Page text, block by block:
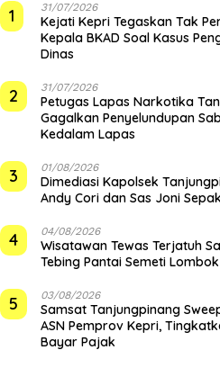
1 31/07/2026
Kejati Kepri Tegaskan Tak
Kepala BKAD Soal Kasus
Dinas
2 31/07/2026
Petugas Lapas Narkotika
Gagalkan Penyelundupan
Kedalam Lapas
3 01/08/2026
Dimediasi Kapolsek
Andy Cori dan Sas Joni
4 04/08/2026
Wisatawan Tewas Terjatuh
Tebing Pantai Semeti
5 03/08/2026
Samsat Tanjungpinang
ASN Pemprov Kepri,
Bayar Pajak